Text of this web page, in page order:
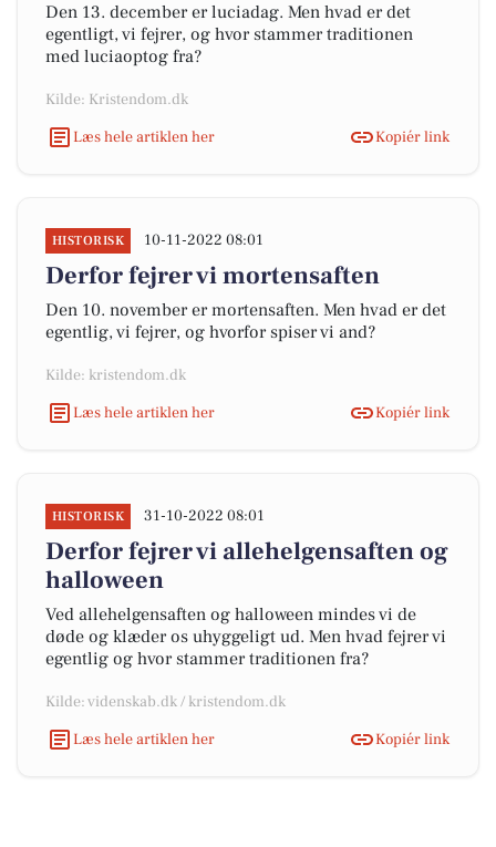
Den 13. december er luciadag. Men hvad er det
egentligt, vi fejrer, og hvor stammer traditionen
med luciaoptog fra?
Kilde: Kristendom.dk
Læs hele artiklen her
Kopiér link
HISTORISK 10-11-2022 08:01
Derfor fejrer vi mortensaften
Den 10. november er mortensaften. Men hvad er det
egentlig, vi fejrer, og hvorfor spiser vi and?
Kilde: kristendom.dk
Læs hele artiklen her
Kopiér link
HISTORISK 31-10-2022 08:01
Derfor fejrer vi allehelgensaften og
halloween
Ved allehelgensaften og halloween mindes vi de
døde og klæder os uhyggeligt ud. Men hvad fejrer vi
egentlig og hvor stammer traditionen fra?
Kilde: videnskab.dk / kristendom.dk
Læs hele artiklen her
Kopiér link